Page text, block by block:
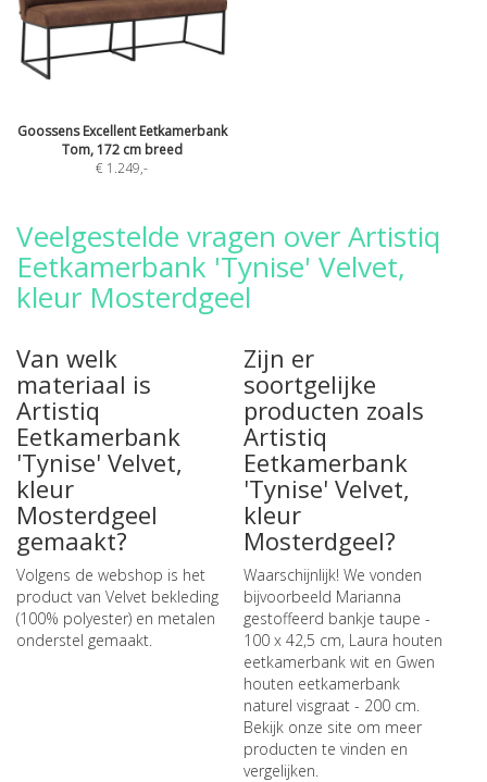
Goossens Excellent Eetkamerbank
Tom, 172 cm breed
€ 1.249,-
Veelgestelde vragen over Artistiq
Eetkamerbank 'Tynise' Velvet,
kleur Mosterdgeel
Van welk
materiaal is
Artistiq
Eetkamerbank
'Tynise' Velvet,
kleur
Mosterdgeel
gemaakt?
Volgens de webshop is het
product van Velvet bekleding
(100% polyester) en metalen
onderstel gemaakt.
Zijn er
soortgelijke
producten zoals
Artistiq
Eetkamerbank
'Tynise' Velvet,
kleur
Mosterdgeel?
Waarschijnlijk! We vonden
bijvoorbeeld Marianna
gestoffeerd bankje taupe -
100 x 42,5 cm, Laura houten
eetkamerbank witen Gwen
houten eetkamerbank
naturel visgraat - 200 cm.
Bekijk onze site om meer
producten te vinden en
vergelijken.